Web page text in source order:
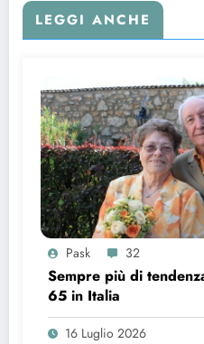
LEGGI ANCHE
Pask 32
Sempre più di
65 in Italia
16 Luglio 2026